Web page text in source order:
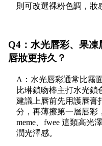
則可改選裸粉色調，妝
Q4：水光唇彩、果
唇妝更持久？
A：水光唇彩通常比霧
比琳鎖吻棒主打水光鎖
建議上唇前先用護唇膏
分，再薄擦第一層唇彩
meme、fwee 這類高光
潤光澤感。